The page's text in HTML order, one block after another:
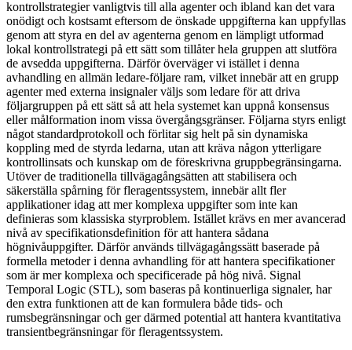
kontrollstrategier vanligtvis till alla agenter och ibland kan det vara
onödigt och kostsamt eftersom de önskade uppgifterna kan uppfyllas
genom att styra en del av agenterna genom en lämpligt utformad
lokal kontrollstrategi på ett sätt som tillåter hela gruppen att slutföra
de avsedda uppgifterna. Därför överväger vi istället i denna
avhandling en allmän ledare-följare ram, vilket innebär att en grupp
agenter med externa insignaler väljs som ledare för att driva
följargruppen på ett sätt så att hela systemet kan uppnå konsensus
eller målformation inom vissa övergångsgränser. Följarna styrs enligt
något standardprotokoll och förlitar sig helt på sin dynamiska
koppling med de styrda ledarna, utan att kräva någon ytterligare
kontrollinsats och kunskap om de föreskrivna gruppbegränsingarna.
Utöver de traditionella tillvägagångsätten att stabilisera och
säkerställa spårning för fleragentssystem, innebär allt fler
applikationer idag att mer komplexa uppgifter som inte kan
definieras som klassiska styrproblem. Istället krävs en mer avancerad
nivå av specifikationsdefinition för att hantera sådana
högnivåuppgifter. Därför används tillvägagångssätt baserade på
formella metoder i denna avhandling för att hantera specifikationer
som är mer komplexa och specificerade på hög nivå. Signal
Temporal Logic (STL), som baseras på kontinuerliga signaler, har
den extra funktionen att de kan formulera både tids- och
rumsbegränsningar och ger därmed potential att hantera kvantitativa
transientbegränsningar för fleragentssystem.